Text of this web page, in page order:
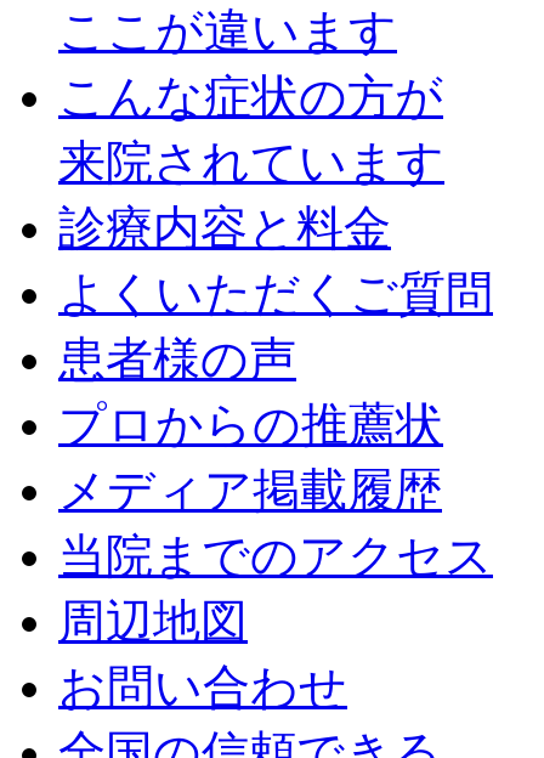
ここが違います
こんな症状の方が
来院されています
診療内容と料金
よくいただくご質問
患者様の声
プロからの推薦状
メディア掲載履歴
当院までのアクセス
周辺地図
お問い合わせ